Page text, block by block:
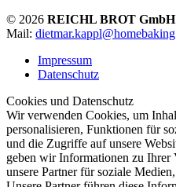
© 2026 REICHL BROT
Mail:
Impressum
Datenschutz
Cookies und Datenschutz
Wir verwenden Cookies, um
personalisieren, Funktionen für
und die Zugriffe auf unsere
geben wir Informationen zu Ihrer
unsere Partner für soziale